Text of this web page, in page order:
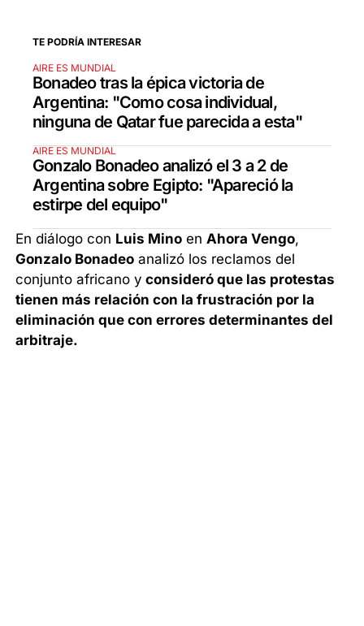
TE PODRÍA INTERESAR
AIRE ES MUNDIAL
Bonadeo tras la épica victoria de
Argentina: "Como cosa individual,
ninguna de Qatar fue parecida a esta"
AIRE ES MUNDIAL
Gonzalo Bonadeo analizó el 3 a 2 de
Argentina sobre Egipto: "Apareció la
estirpe del equipo"
En diálogo con Luis Mino enAhora Vengo,
Gonzalo Bonadeo analizó los reclamos del
conjunto africano y consideró que las protestas
tienen más relación con la frustración por la
eliminación que con errores determinantes del
arbitraje.